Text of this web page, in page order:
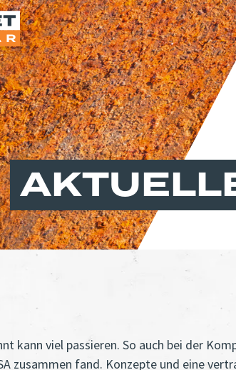
kann viel passieren. So auch bei der
zusammen fand. Konzepte und eine